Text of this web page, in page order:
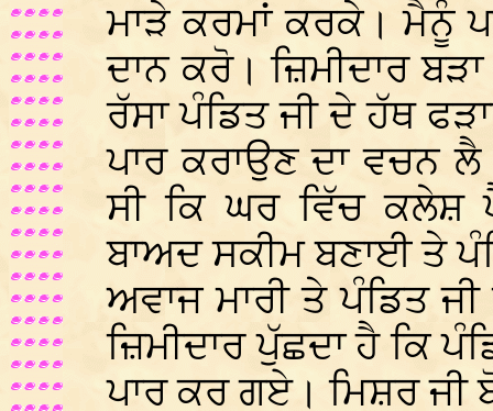
ਮਾੜੇ ਕਰਮਾਂ ਕਰਕੇ। ਮੈਨੂੰ
ਦਾਨ ਕਰੋ। ਜ਼ਿਮੀਦਾਰ
ਰੱਸਾ ਪੰਡਿਤ ਜੀ ਦੇ ਹੱਥ
ਪਾਰ ਕਰਾਉਣ ਦਾ ਵਚਨ
ਸੀ ਕਿ ਘਰ ਵਿੱਚ ਕਲੇਸ਼
ਬਾਅਦ ਸਕੀਮ ਬਣਾਈ ਤੇ
ਅਵਾਜ ਮਾਰੀ ਤੇ ਪੰਡਿਤ
ਜ਼ਿਮੀਦਾਰ ਪੁੱਛਦਾ ਹੈ ਕਿ
ਪਾਰ ਕਰ ਗਏ। ਮਿਸ਼ਰ ਜੀ